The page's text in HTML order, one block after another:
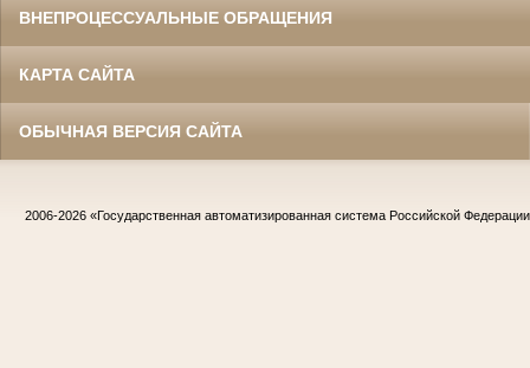
ВНЕПРОЦЕССУАЛЬНЫЕ ОБРАЩЕНИЯ
КАРТА САЙТА
ОБЫЧНАЯ ВЕРСИЯ САЙТА
2006-2026 «Государственная автоматизированная система Российской